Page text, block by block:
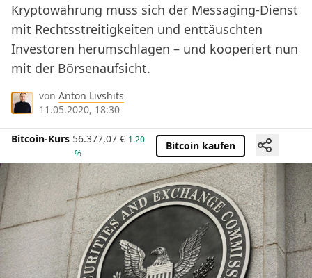
Kryptowährung muss sich der Messaging-Dienst
mit Rechtsstreitigkeiten und enttäuschten
Investoren herumschlagen – und kooperiert nun
mit der Börsenaufsicht.
von Anton Livshits
11.05.2020, 18:30
Bitcoin-Kurs 56.377,07 € 1.20
%
Bitcoin kaufen